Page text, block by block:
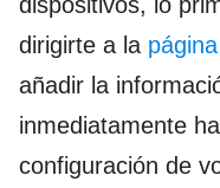
dirigirte a la
añadir la
inmediatamente
configuración de